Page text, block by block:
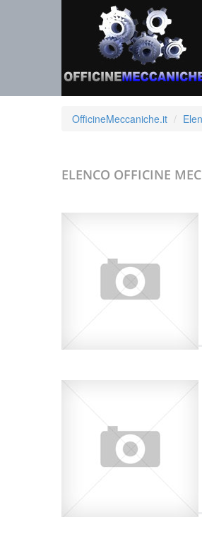
OfficineMeccaniche.it
ELENCO OFFICINE